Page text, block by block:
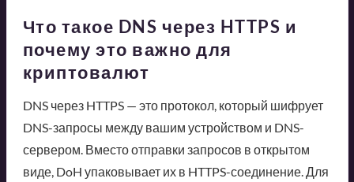
Что такое DNS через HTTPS и
почему это важно для
криптовалют
DNS через HTTPS — это протокол, который шифрует
DNS-запросы между вашим устройством и DNS-
сервером. Вместо отправки запросов в открытом
виде, DoH упаковывает их в HTTPS-соединение. Для